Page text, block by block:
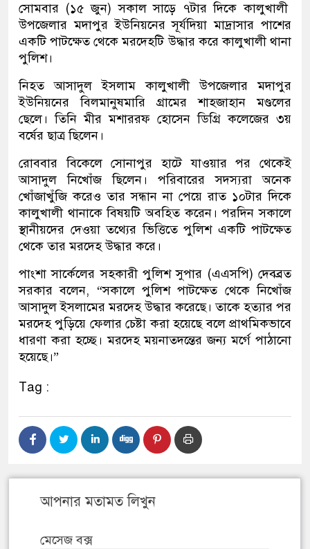
সোমবার (১৫ জুন) সকাল সাড়ে ৭টার দিকে কালুখালী
উপজেলার মদাপুর ইউনিয়নের সূর্যদিয়া মাদ্রাসার পাশের
একটি পাটক্ষেত থেকে মরদেহটি উদ্ধার করে কালুখালী থানা
পুলিশ।
নিহত আসাদুল ইসলাম কালুখালী উপজেলার মদাপুর
ইউনিয়নের বিলমানুষমারি গ্রামের শাহজাহান মণ্ডলের
ছেলে। তিনি মীর মশাররফ হোসেন ডিগ্রি কলেজের ৩য়
বর্ষের ছাত্র ছিলেন।
রোববার বিকেলে সোনাপুর হাটে যাওয়ার পর থেকেই
আসাদুল নিখোঁজ ছিলেন। পরিবারের সদস্যরা অনেক
খোঁজাখুঁজি করেও তার সন্ধান না পেয়ে রাত ১০টার দিকে
কালুখালী থানাকে বিষয়টি অবহিত করেন। পরদিন সকালে
স্থানীয়দের দেওয়া তথ্যের ভিত্তিতে পুলিশ একটি পাটক্ষেত
থেকে তার মরদেহ উদ্ধার করে।
পাংশা সার্কেলের সহকারী পুলিশ সুপার (এএসপি) দেবব্রত
সরকার বলেন, “সকালে পুলিশ পাটক্ষেত থেকে নিখোঁজ
আসাদুল ইসলামের মরদেহ উদ্ধার করেছে। তাকে হত্যার পর
মরদেহ পুড়িয়ে ফেলার চেষ্টা করা হয়েছে বলে প্রাথমিকভাবে
ধারণা করা হচ্ছে। মরদেহ ময়নাতদন্তের জন্য মর্গে পাঠানো
হয়েছে।”
Tag :
আপনার মতামত লিখুন
মেসেজ বক্স